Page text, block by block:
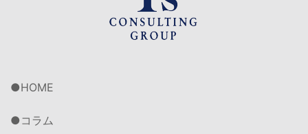
HOME
コラム